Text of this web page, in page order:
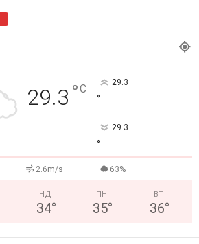
29.3 °C 29.3
°
29.3
°
2.6m/s 63%
НД
34°
ПН
35°
ВТ
36°